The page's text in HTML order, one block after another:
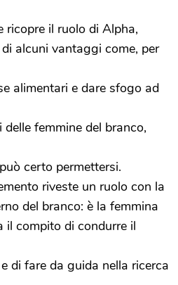
ricopre il ruolo di Alpha,
alcuni vantaggi come, per
alimentari e dare sfogo ad
femmine del branco,
certo permettersi.
riveste un ruolo con la
del branco: è la femmina
il compito di condurre il
di fare da guida nella ricerca